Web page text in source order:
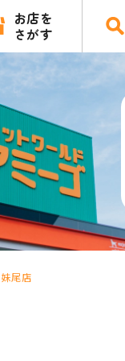
お店を
さがす
妹尾店